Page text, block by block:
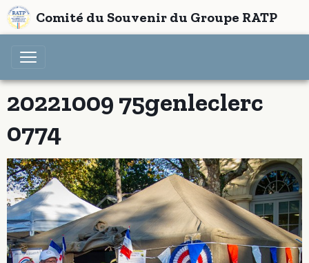
Comité du Souvenir du Groupe RATP
20221009 75genleclerc
0774